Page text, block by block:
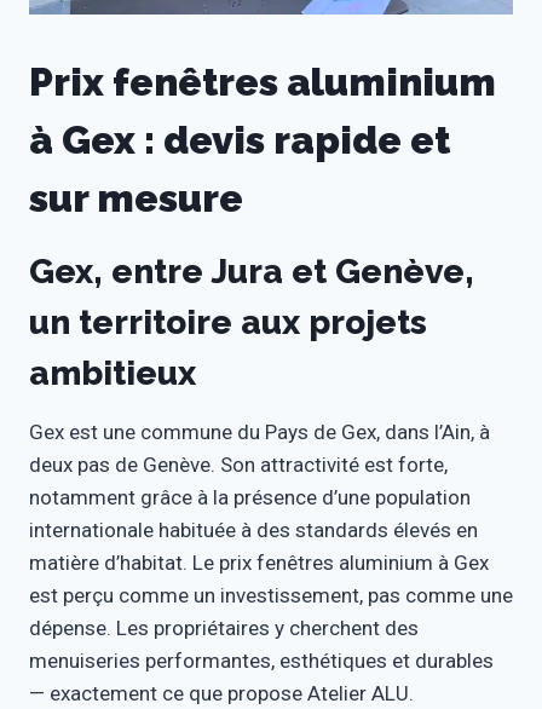
Prix fenêtres aluminium
à Gex : devis rapide et
sur mesure
Gex, entre Jura et Genève,
un territoire aux projets
ambitieux
Gex est une commune du Pays de Gex, dans l’Ain, à
deux pas de Genève. Son attractivité est forte,
notamment grâce à la présence d’une population
internationale habituée à des standards élevés en
matière d’habitat. Le prix fenêtres aluminium à Gex
est perçu comme un investissement, pas comme une
dépense. Les propriétaires y cherchent des
menuiseries performantes, esthétiques et durables
— exactement ce que propose Atelier ALU.